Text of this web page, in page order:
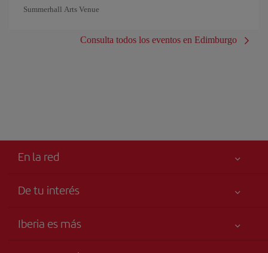
Summerhall Arts Venue
Consulta todos los eventos en Edimburgo
En la red
De tu interés
Accesibilidad
Iberia es más